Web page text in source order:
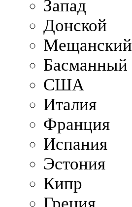
Запад
Донской
Мещанский
Басманный
США
Италия
Франция
Испания
Эстония
Кипр